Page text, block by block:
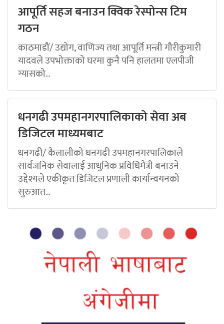
आपूर्ति सहज बनाउन क्विक रेस्पोन्स टिम
गठन
काठमाडौं/ उद्योग, वाणिज्य तथा आपूर्ति मन्त्री गौरीकुमारी
यादवले उपभोक्ताको घरमा कुनै पनि हालतमा एलपीजी
ग्यासको...
धनगढी उपमहानगरपालिकाको सेवा अब
डिजिटल माध्यमबाट
धनगढी/ कैलालीको धनगढी उपमहानगरपालिकाले
सार्वजनिक सेवालाई आधुनिक प्रविधिमैत्री बनाउने
उद्देश्यले एकीकृत डिजिटल प्रणाली कार्यान्वयनको
सुरुआत...